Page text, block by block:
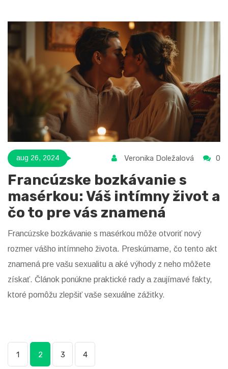
aug 26, 2024 Veronika Doležalová 0
Francúzske bozkávanie s
masérkou: Váš intímny život a
čo to pre vás znamená
Francúzske bozkávanie s masérkou môže otvoriť nový
rozmer vášho intímneho života. Preskúmame, čo tento akt
znamená pre vašu sexualitu a aké výhody z neho môžete
získať. Článok ponúkne praktické rady a zaujímavé fakty,
ktoré pomôžu zlepšiť vaše sexuálne zážitky.
1 2 3 4